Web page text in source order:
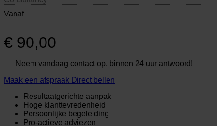
Vanaf
€ 90,00
Neem vandaag contact op, binnen 24 uur antwoord!
Maak een afspraak Direct bellen
Resultaatgerichte aanpak
Hoge klanttevredenheid
Persoonlijke begeleiding
Pro-actieve adviezen